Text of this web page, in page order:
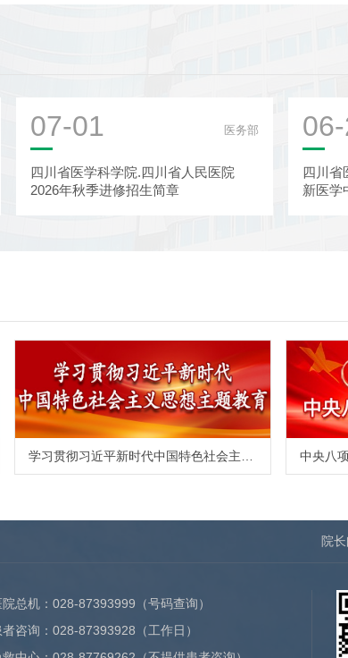
07-01 医务部
四川省医学科学院.四川省人民医院
2026年秋季进修招生简章
四川省
新医学
中央八
院
院总机： 028-87393999 （号码查询）
者咨询： 028-87393928 （工作日）